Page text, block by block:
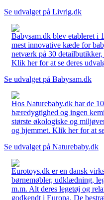
Se udvalget på Livrig.dk
Babysam.dk blev etableret i
mest innovative kæde for
netværk på 30 detailbutikker,
Klik her for at se deres
Se udvalget på Babysam.dk
Hos Naturebaby.dk har de
bæredygtighed og ingen
største økologiske og
og hjemmet. Klik her for at
Se udvalget på Naturebaby.dk
Eurotoys.dk er en dansk
børnemøbler, udklædning,
m.m. Alt deres legetøj og
godkendt i Europa. De